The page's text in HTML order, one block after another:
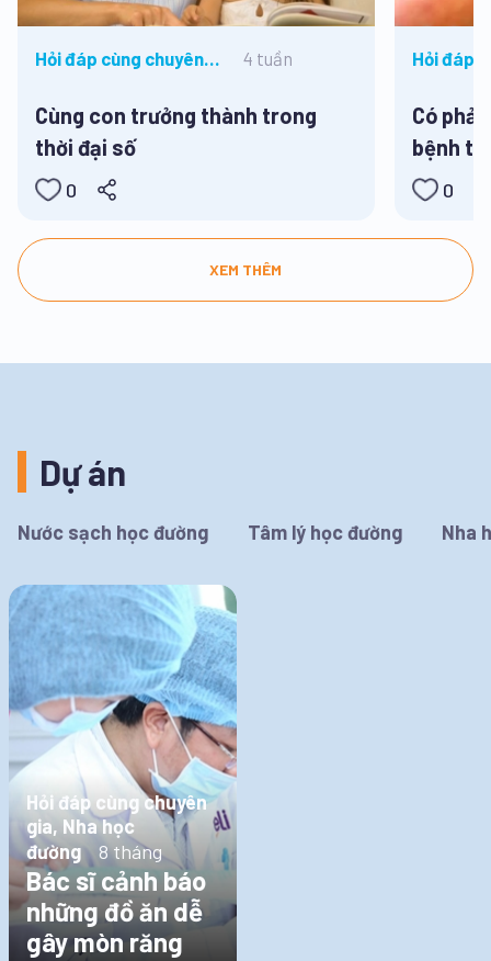
Hỏi đáp cùng chuyên
4 tuần
Cùng con trưởng thành trong
thời đại số
0
Hỏi đáp
Có
bệnh
0
XEM THÊM
Dự án
Nước sạch học đường Tâm lý học đường Nha
Hỏi đáp cùng chuyên
gia, Nha học
đường
8 tháng
Bác sĩ cảnh báo
những đồ ăn dễ
gây mòn răng